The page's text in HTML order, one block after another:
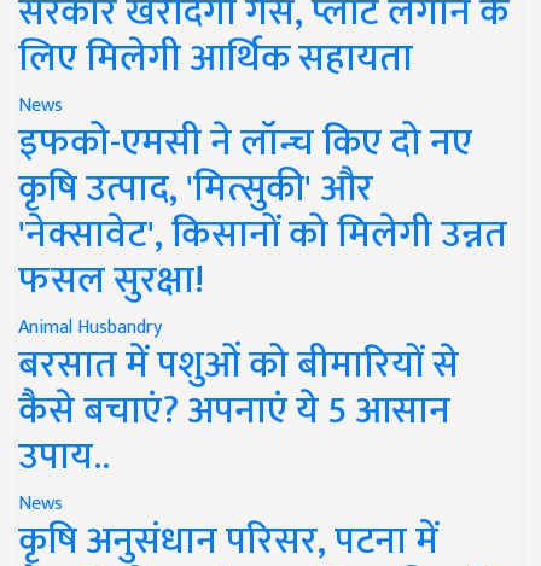
सरकार खरीदेगी गैस, प्लांट लगाने के
लिए मिलेगी आर्थिक सहायता
News
इफको-एमसी ने लॉन्च किए दो नए
कृषि उत्पाद, 'मित्सुकी' और
'नेक्सावेट', किसानों को मिलेगी उन्नत
फसल सुरक्षा!
Animal Husbandry
बरसात में पशुओं को बीमारियों से
कैसे बचाएं? अपनाएं ये 5 आसान
उपाय..
News
कृषि अनुसंधान परिसर, पटना में